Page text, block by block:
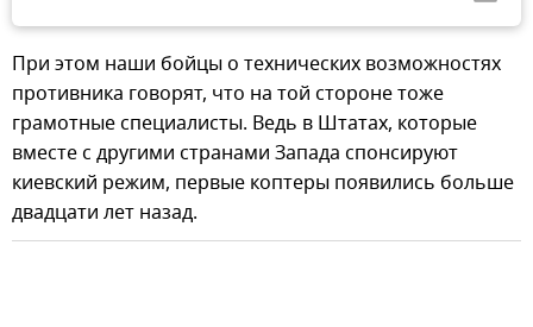
При этом наши бойцы о технических возможностях
противника говорят, что на той стороне тоже
грамотные специалисты. Ведь в Штатах, которые
вместе с другими странами Запада спонсируют
киевский режим, первые коптеры появились больше
двадцати лет назад.